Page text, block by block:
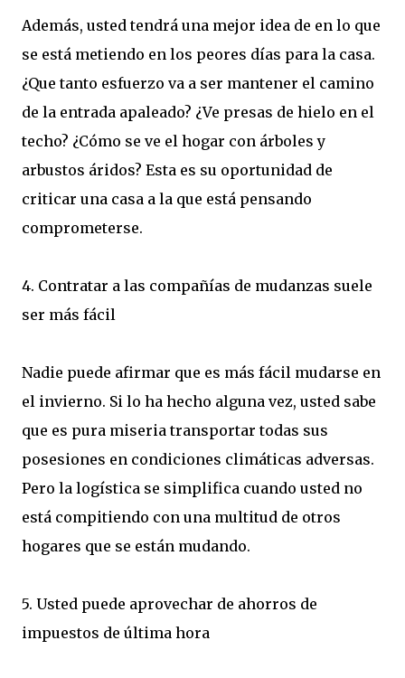
Además, usted tendrá una mejor idea de en lo que
se está metiendo en los peores días para la casa.
¿Que tanto esfuerzo va a ser mantener el camino
de la entrada apaleado? ¿Ve presas de hielo en el
techo? ¿Cómo se ve el hogar con árboles y
arbustos áridos? Esta es su oportunidad de
criticar una casa a la que está pensando
comprometerse.
4. Contratar a las compañías de mudanzas suele
ser más fácil
Nadie puede afirmar que es más fácil mudarse en
el invierno. Si lo ha hecho alguna vez, usted sabe
que es pura miseria transportar todas sus
posesiones en condiciones climáticas adversas.
Pero la logística se simplifica cuando usted no
está compitiendo con una multitud de otros
hogares que se están mudando.
5. Usted puede aprovechar de ahorros de
impuestos de última hora